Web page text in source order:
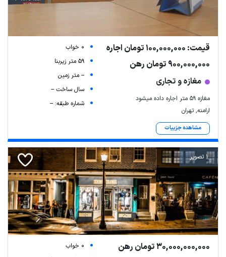
قیمت: 100,000,000 تومان اجاره
900,000,000 تومان رهن
مغازه و تجاری
مغازه 59 متر اجاره داده میشود
ارامنه, تهران
مشاهده جزییات
0 خواب
59 متر زیربنا
-- متر زمین
سال ساخت --
شماره طبقه: --
1 تصویر
30,000,000,000 تومان رهن
0 خواب